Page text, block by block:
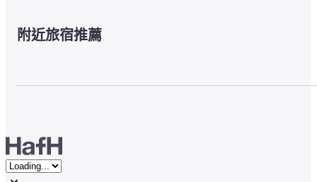
附近旅宿推薦